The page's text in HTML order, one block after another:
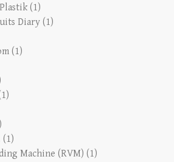
(1)
Diary (1)
(1)
(1)
Machine (RVM) (1)